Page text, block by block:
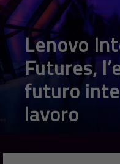
Lenovo
Futures,
futuro
lavoro